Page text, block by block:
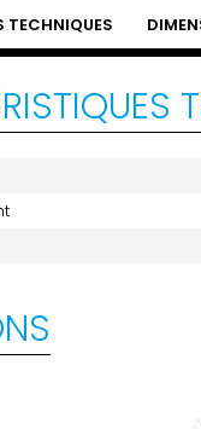
TECHNIQUES